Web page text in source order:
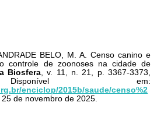
BELO, M. A. Censo canino e
controle de zoonoses na cidade de
Biosfera , v. 11, n. 21, p. 3367-3373,
em:
enciclop/2015b/saude/censo%2
de novembro de 2025.